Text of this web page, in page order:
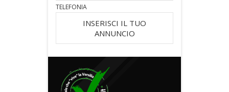
TELEFONIA
INSERISCI IL TUO
ANNUNCIO